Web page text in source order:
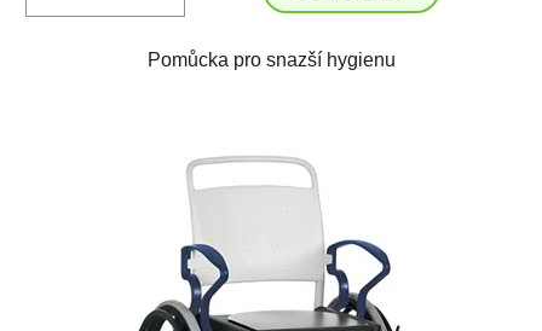
Pomůcka pro snazší hygienu